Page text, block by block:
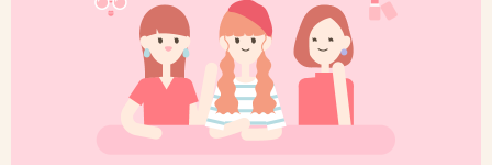
2019/11/06(水) 17:48:25
どんだけ図太いんだろう。
不倫して子供は自分が引き取り、元夫と同じ職